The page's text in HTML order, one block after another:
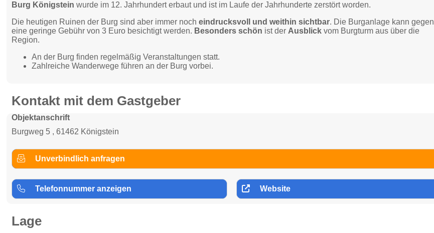
Burg Königstein wurde im 12. Jahrhundert erbaut und ist im Laufe der Jahrhunderte zerstört worden.
Die heutigen Ruinen der Burg sind aber immer nocheindrucksvoll und weithin sichtbar. Die Burganlage kann gegen
eine geringe Gebühr von 3 Euro besichtigt werden. Besonders schön ist der Ausblick vom Burgturm aus über die
Region.
An der Burg finden regelmäßig Veranstaltungen statt.
Zahlreiche Wanderwege führen an der Burg vorbei.
Kontakt mit dem Gastgeber
Objektanschrift
Burgweg 5 , 61462 Königstein
Unverbindlich anfragen
Telefonnummer anzeigen Website
Lage